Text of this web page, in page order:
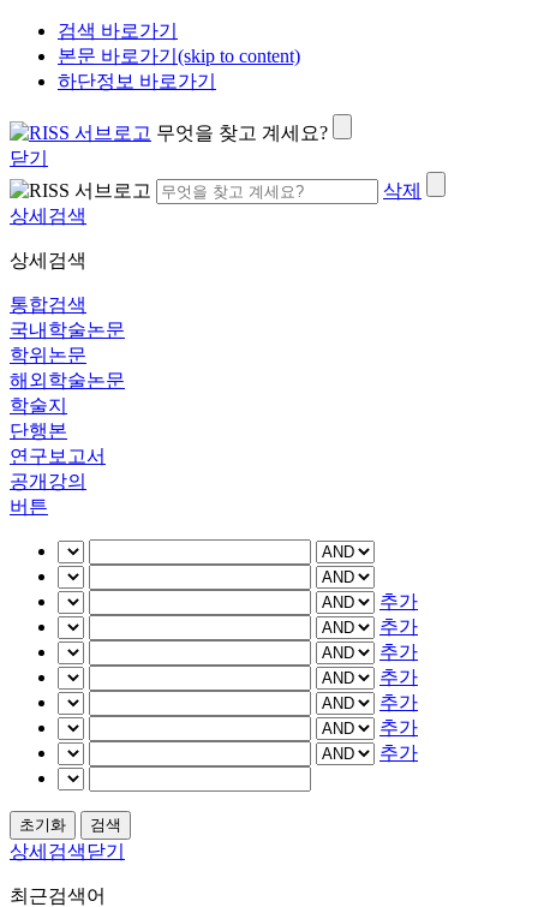
검색 바로가기
본문 바로가기(skip to content)
하단정보 바로가기
무엇을 찾고 계세요?
닫기
삭제
상세검색
상세검색
통합검색
국내학술논문
학위논문
해외학술논문
학술지
단행본
연구보고서
공개강의
버튼
추가
추가
추가
추가
추가
추가
추가
상세검색닫기
최근검색어